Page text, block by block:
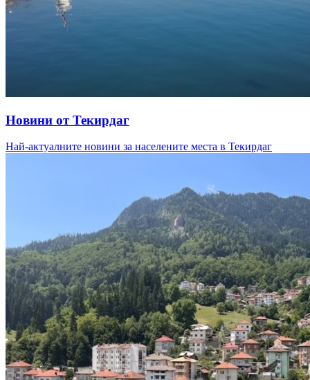
Новини от Текирдаг
Най-актуалните новини за населените места в Текирдаг